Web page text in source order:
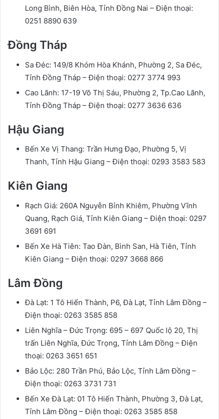
Long Bình, Biên Hòa, Tỉnh Đồng Nai – Điện thoại:
0251 8890 639
Đồng Tháp
Sa Đéc: 149/8 Khóm Hòa Khánh, Phường 2, Sa Đéc,
Tỉnh Đồng Tháp – Điện thoại: 0277 3774 993
Cao Lãnh: 17-19 Võ Thị Sáu, Phường 2, Tp.Cao Lãnh,
Tỉnh Đồng Tháp – Điện thoại: 0277 3636 636
Hậu Giang
Bến Xe Vị Thang: Trần Hưng Đạo, Phường 5, Vị
Thanh, Tỉnh Hậu Giang – Điện thoại: 0293 3583 583
Kiên Giang
Rạch Giá: 260A Nguyễn Bỉnh Khiêm, Phường Vĩnh
Quang, Rạch Giá, Tỉnh Kiên Giang – Điện thoại: 0297
3691 691
Bến Xe Hà Tiên: Tao Đàn, Bình San, Hà Tiên, Tỉnh
Kiên Giang – Điện thoại: 0297 3668 866
Lâm Đồng
Đà Lạt: 1 Tô Hiến Thành, P6, Đà Lạt, Tỉnh Lâm Đồng –
Điện thoại: 0263 3585 858
Liên Nghĩa – Đức Trọng: 695 – 697 Quốc lộ 20, Thị
trấn Liên Nghĩa, Đức Trọng, Tỉnh Lâm Đồng – Điện
thoại: 0263 3651 651
Bảo Lộc: 280 Trần Phú, Bảo Lộc, Tỉnh Lâm Đồng –
Điện thoại: 0263 3731 731
Bến Xe Đà Lạt: 01 Tô Hiến Thành, Phường 3, Đà Lạt,
Tỉnh Lâm Đồng – Điện thoại: 0263 3585 858